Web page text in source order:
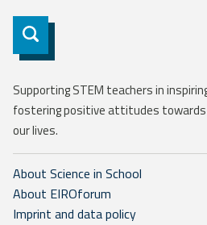
Subscribe
Supporting STEM teachers in
fostering positive attitudes
our lives.
About Science in School
About EIROforum
Imprint and data policy